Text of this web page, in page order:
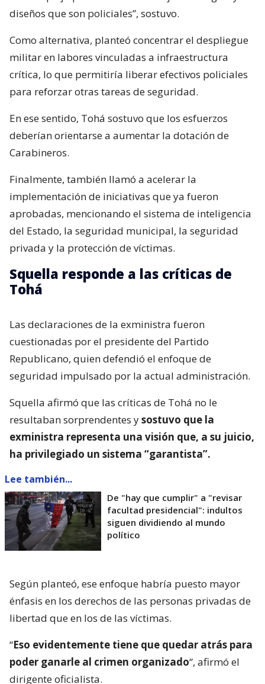
diseños que son policiales”, sostuvo.
Como alternativa, planteó concentrar el despliegue
militar en labores vinculadas a infraestructura
crítica, lo que permitiría liberar efectivos policiales
para reforzar otras tareas de seguridad.
En ese sentido, Tohá sostuvo que los esfuerzos
deberían orientarse a aumentar la dotación de
Carabineros.
Finalmente, también llamó a acelerar la
implementación de iniciativas que ya fueron
aprobadas, mencionando el sistema de inteligencia
del Estado, la seguridad municipal, la seguridad
privada y la protección de víctimas.
Squella responde a las críticas de
Tohá
Las declaraciones de la exministra fueron
cuestionadas por el presidente del Partido
Republicano, quien defendió el enfoque de
seguridad impulsado por la actual administración.
Squella afirmó que las críticas de Tohá no le
resultaban sorprendentes ysostuvo que la
exministra representa una visión que, a su juicio,
ha privilegiado un sistema “garantista”.
Lee también...
De "hay que cumplir" a "revisar
facultad presidencial": indultos
siguen dividiendo al mundo
político
Según planteó, ese enfoque habría puesto mayor
énfasis en los derechos de las personas privadas de
libertad que en los de las víctimas.
“Eso evidentemente tiene que quedar atrás para
poder ganarle al crimen organizado“, afirmó el
dirigente oficialista.